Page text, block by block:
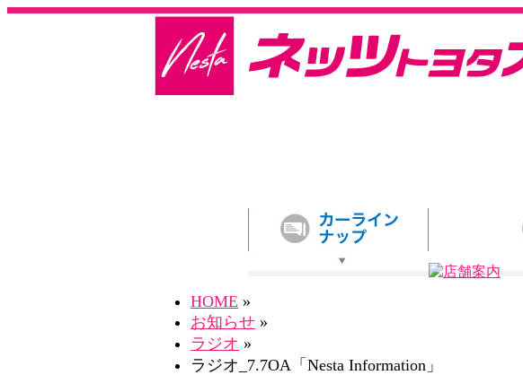
HOME »
お知らせ »
ラジオ »
ラジオ_7.7OA「Nesta Information」